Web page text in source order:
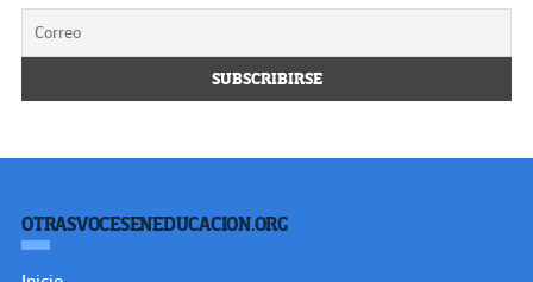
OTRASVOCESENEDUCACION.ORG